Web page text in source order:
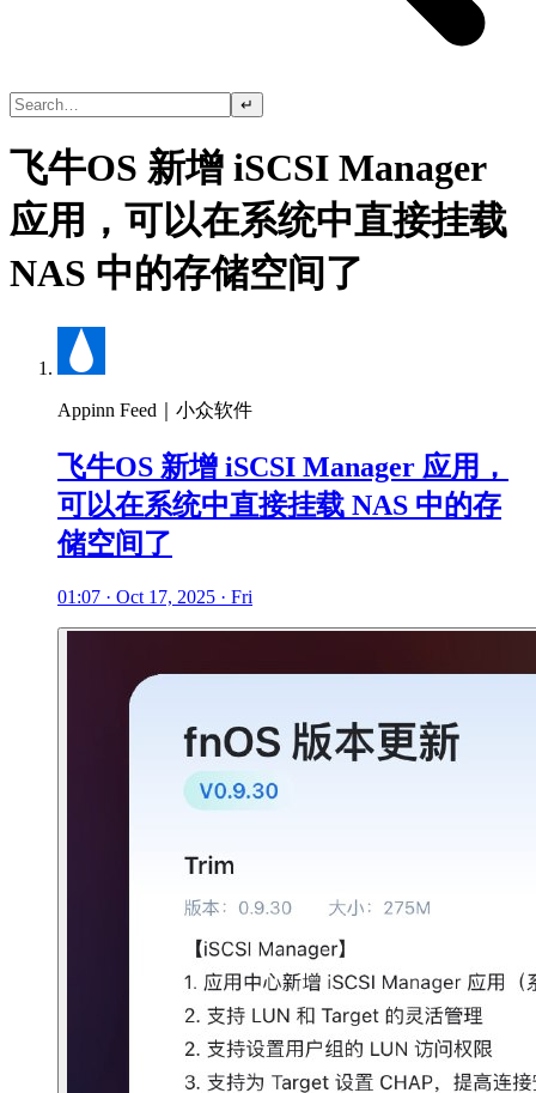
↵
飞牛OS 新增 iSCSI Manager
应用，可以在系统中直接挂载
NAS 中的存储空间了
Appinn Feed｜小众软件
飞牛OS 新增 iSCSI Manager 应用，
可以在系统中直接挂载 NAS 中的存
储空间了
01:07 · Oct 17, 2025 · Fri